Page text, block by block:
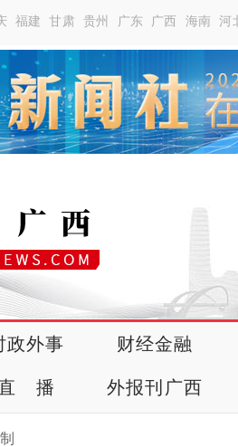
福建 甘肃 贵州 广东 广西 海南 河
政外事 财经金融
播 外报刊广西